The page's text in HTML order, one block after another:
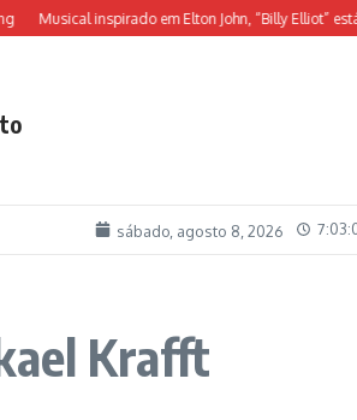
Musical inspirado em Elton John, “Billy Elliot” está
sábado, agosto 8, 2026
Krafft